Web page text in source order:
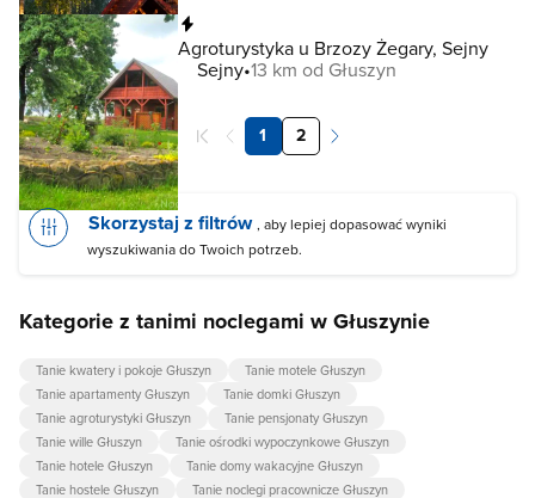
Agroturystyka u Brzozy Żegary, Sejny
Sejny 13 km od Głuszyn
1 2
Skorzystaj z filtrów , aby lepiej dopasować wyniki
wyszukiwania do Twoich potrzeb.
Kategorie z tanimi noclegami w Głuszynie
Tanie kwatery i pokoje Głuszyn
Tanie motele Głuszyn
Tanie apartamenty Głuszyn
Tanie domki Głuszyn
Tanie agroturystyki Głuszyn
Tanie pensjonaty Głuszyn
Tanie wille Głuszyn
Tanie ośrodki wypoczynkowe Głuszyn
Tanie hotele Głuszyn
Tanie domy wakacyjne Głuszyn
Tanie hostele Głuszyn
Tanie noclegi pracownicze Głuszyn